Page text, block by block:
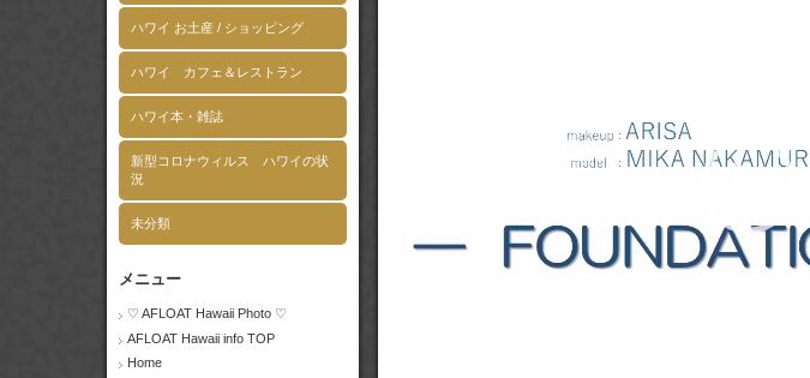
ハワイ お土産 / ショッピング
ハワイ カフェ＆レストラン
ハワイ本・雑誌
新型コロナウィルス ハワイの状
況
未分類
メニュー
♡ AFLOAT Hawaii Photo ♡
AFLOAT Hawaii info TOP
Home